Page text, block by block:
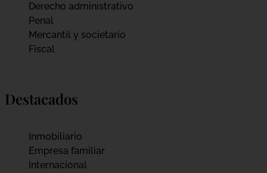
Derecho administrativo
Penal
Mercantil y societario
Fiscal
Destacados
Inmobiliario
Empresa familiar
Internacional